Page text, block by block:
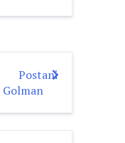
Postani
Golman